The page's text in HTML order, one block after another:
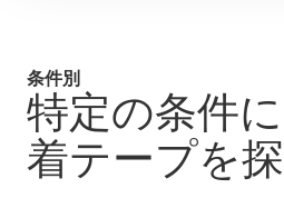
条件別
特定の条件
着テープを